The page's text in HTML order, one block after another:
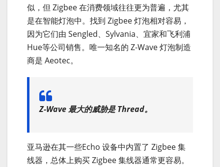
似，但 Zigbee 在消费领域往往更为普遍，尤其
是在智能灯泡中。找到 Zigbee 灯泡相对容易，
因为它们由 Sengled、Sylvania、宜家和飞利浦
Hue等公司销售。唯一知名的 Z-Wave 灯泡制造
商是 Aeotec。
Z-Wave 最大的威胁是 Thread。
亚马逊在其一些Echo 设备中内置了 Zigbee 集
线器，总体上购买 Zigbee 集线器通常更容易。